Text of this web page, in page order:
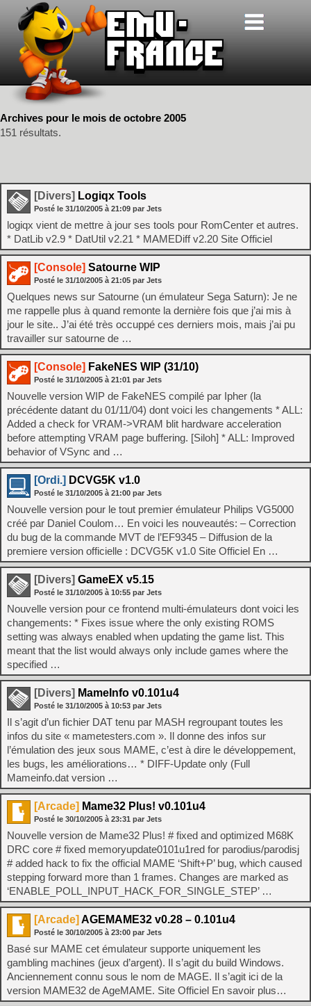
Archives pour le mois de octobre 2005
151 résultats.
[Divers] Logiqx Tools
Posté le 31/10/2005 à 21:09 par Jets
logiqx vient de mettre à jour ses tools pour RomCenter et autres.
* DatLib v2.9 * DatUtil v2.21 * MAMEDiff v2.20 Site Officiel
[Console] Satourne WIP
Posté le 31/10/2005 à 21:05 par Jets
Quelques news sur Satourne (un émulateur Sega Saturn): Je ne
me rappelle plus à quand remonte la dernière fois que j’ai mis à
jour le site.. J’ai été très occuppé ces derniers mois, mais j’ai pu
travailler sur satourne de …
[Console] FakeNES WIP (31/10)
Posté le 31/10/2005 à 21:01 par Jets
Nouvelle version WIP de FakeNES compilé par Ipher (la
précédente datant du 01/11/04) dont voici les changements * ALL:
Added a check for VRAM->VRAM blit hardware acceleration
before attempting VRAM page buffering. [Siloh] * ALL: Improved
behavior of VSync and …
[Ordi.] DCVG5K v1.0
Posté le 31/10/2005 à 21:00 par Jets
Nouvelle version pour le tout premier émulateur Philips VG5000
créé par Daniel Coulom… En voici les nouveautés: – Correction
du bug de la commande MVT de l’EF9345 – Diffusion de la
premiere version officielle : DCVG5K v1.0 Site Officiel En …
[Divers] GameEX v5.15
Posté le 31/10/2005 à 10:55 par Jets
Nouvelle version pour ce frontend multi-émulateurs dont voici les
changements: * Fixes issue where the only existing ROMS
setting was always enabled when updating the game list. This
meant that the list would always only include games where the
specified …
[Divers] MameInfo v0.101u4
Posté le 31/10/2005 à 10:53 par Jets
Il s’agit d’un fichier DAT tenu par MASH regroupant toutes les
infos du site « mametesters.com ». Il donne des infos sur
l’émulation des jeux sous MAME, c’est à dire le développement,
les bugs, les améliorations… * DIFF-Update only (Full
Mameinfo.dat version …
[Arcade] Mame32 Plus! v0.101u4
Posté le 30/10/2005 à 23:31 par Jets
Nouvelle version de Mame32 Plus! # fixed and optimized M68K
DRC core # fixed memoryupdate0101u1red for parodius/parodisj
# added hack to fix the official MAME ‘Shift+P’ bug, which caused
stepping forward more than 1 frames. Changes are marked as
‘ENABLE_POLL_INPUT_HACK_FOR_SINGLE_STEP’ …
[Arcade] AGEMAME32 v0.28 – 0.101u4
Posté le 30/10/2005 à 23:00 par Jets
Basé sur MAME cet émulateur supporte uniquement les
gambling machines (jeux d’argent). Il s’agit du build Windows.
Anciennement connu sous le nom de MAGE. Il s’agit ici de la
version MAME32 de AgeMAME. Site Officiel En savoir plus…